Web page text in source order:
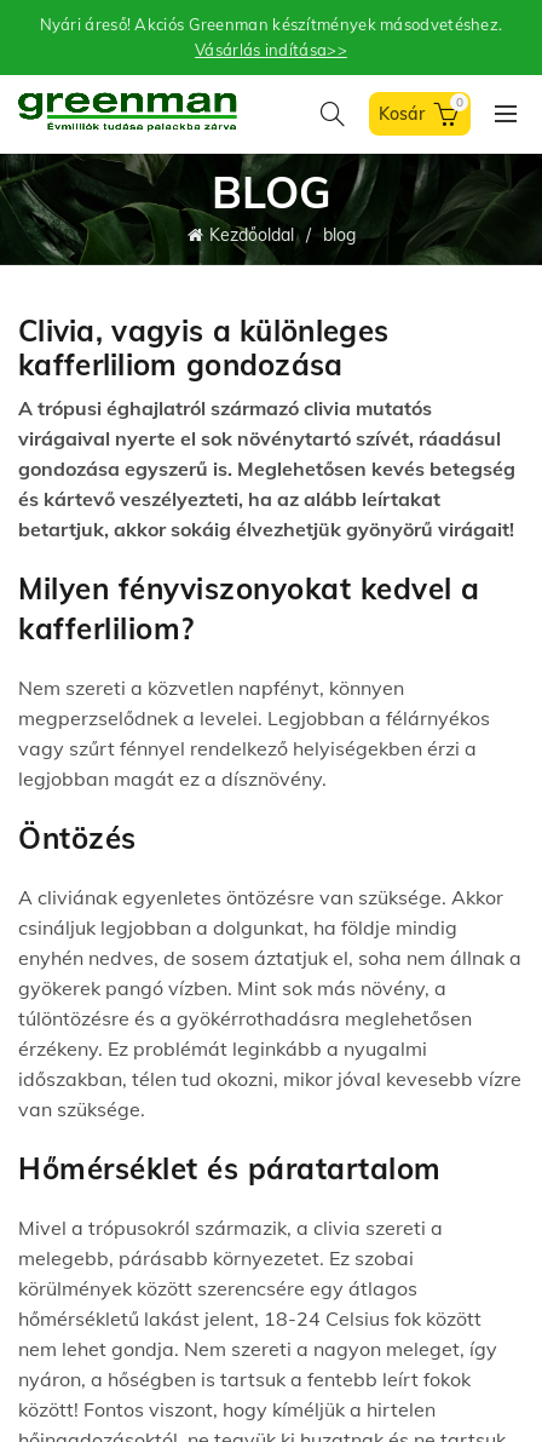
Nyári áreső! Akciós Greenman készítmények másodvetéshez.
Vásárlás indítása>>
0
BLOG
Kezdőoldal blog
Clivia, vagyis a különleges
kafferliliom gondozása
A trópusi éghajlatról származó clivia mutatós
virágaival nyerte el sok növénytartó szívét, ráadásul
gondozása egyszerű is. Meglehetősen kevés betegség
és kártevő veszélyezteti, ha az alább leírtakat
betartjuk, akkor sokáig élvezhetjük gyönyörű virágait!
Milyen fényviszonyokat kedvel a
kafferliliom?
Nem szereti a közvetlen napfényt, könnyen
megperzselődnek a levelei. Legjobban a félárnyékos
vagy szűrt fénnyel rendelkező helyiségekben érzi a
legjobban magát ez a dísznövény.
Öntözés
A cliviának egyenletes öntözésre van szüksége. Akkor
csináljuk legjobban a dolgunkat, ha földje mindig
enyhén nedves, de sosem áztatjuk el, soha nem állnak a
gyökerek pangó vízben. Mint sok más növény, a
túlöntözésre és a gyökérrothadásra meglehetősen
érzékeny. Ez problémát leginkább a nyugalmi
időszakban, télen tud okozni, mikor jóval kevesebb vízre
van szüksége.
Hőmérséklet és páratartalom
Mivel a trópusokról származik, a clivia szereti a
melegebb, párásabb környezetet. Ez szobai
körülmények között szerencsére egy átlagos
hőmérsékletű lakást jelent, 18-24 Celsius fok között
nem lehet gondja. Nem szereti a nagyon meleget, így
nyáron, a hőségben is tartsuk a fentebb leírt fokok
között! Fontos viszont, hogy kíméljük a hirtelen